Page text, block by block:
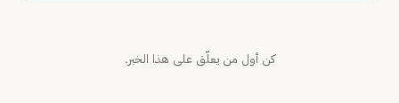
كن أول من يعلّق على هذا الخبر.